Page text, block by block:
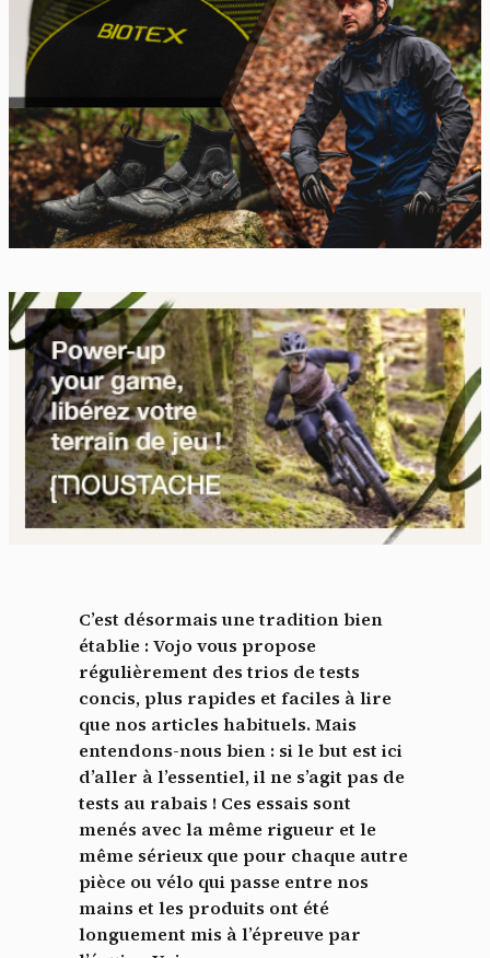
C’est désormais une tradition bien
établie : Vojo vous propose
régulièrement des trios de tests
concis, plus rapides et faciles à lire
que nos articles habituels. Mais
entendons-nous bien : si le but est ici
d’aller à l’essentiel, il ne s’agit pas de
tests au rabais ! Ces essais sont
menés avec la même rigueur et le
même sérieux que pour chaque autre
pièce ou vélo qui passe entre nos
mains et les produits ont été
longuement mis à l’épreuve par